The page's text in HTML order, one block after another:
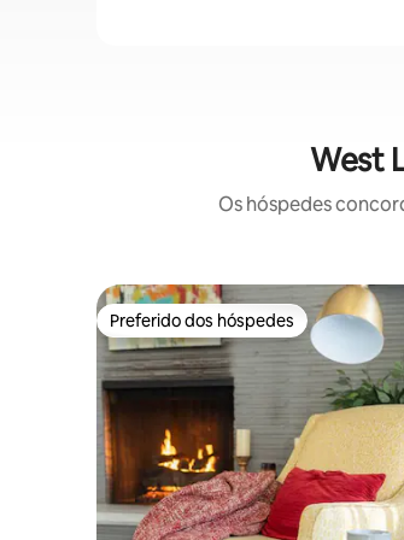
West
Os hóspedes
Preferido dos hóspedes
Preferido dos hóspedes